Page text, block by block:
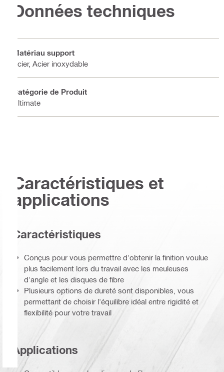
Données techniques
Matériau support
Acier, Acier inoxydable
Catégorie de Produit
Ultimate
Caractéristiques et
applications
Caractéristiques
Conçus pour vous permettre d'obtenir la finition voulue
plus facilement lors du travail avec les meuleuses
d'angle et les disques de fibre
Plusieurs options de dureté sont disponibles, vous
permettant de choisir l'équilibre idéal entre rigidité et
flexibilité pour votre travail
Applications